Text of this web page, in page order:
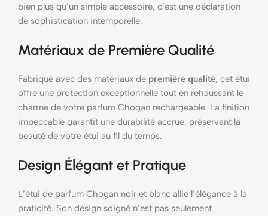
bien plus qu’un simple accessoire, c’est une déclaration
de sophistication intemporelle.
Matériaux de Première Qualité
Fabriqué avec des matériaux de première qualité, cet étui
offre une protection exceptionnelle tout en rehaussant le
charme de votre parfum Chogan rechargeable. La finition
impeccable garantit une durabilité accrue, préservant la
beauté de votre étui au fil du temps.
Design Élégant et Pratique
L’étui de parfum Chogan noir et blanc allie l’élégance à la
praticité. Son design soigné n’est pas seulement